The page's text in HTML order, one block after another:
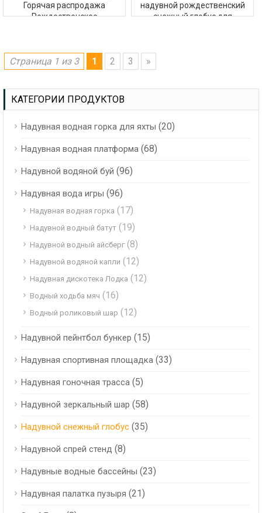
Горячая распродажа
Рождественское
надувной рождественский
снежный глобус для
Страница 1 из 3 1 2 3 »
КАТЕГОРИИ ПРОДУКТОВ
Надувная водная горка для яхты (20)
Надувная водная платформа (68)
Надувной водяной буй (96)
Надувная вода игры (96)
Надувная водная горка (17)
Надувной водный батут (19)
Надувной водный айсберг (8)
Надувной водяной капли (12)
Надувная дискотека Лодка (12)
Водный ходьба мяч (16)
Водный роликовый шар (12)
Надувной пейнтбол бункер (15)
Надувная спортивная площадка (33)
Надувная гоночная трасса (5)
Надувной зеркальный шар (58)
Надувной снежный глобус (35)
Надувной спрей стенд (8)
Надувные водные бассейны (23)
Надувная палатка пузыря (21)